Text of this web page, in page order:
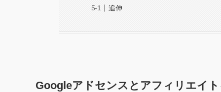
追伸
Googleアドセンスとアフィリエイ